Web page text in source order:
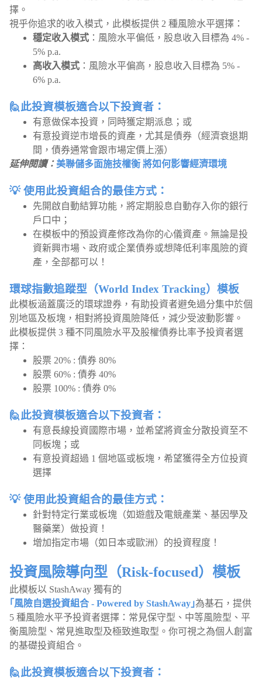
擇。
視乎你追求的收入模式，此模板提供 2 種風險水平選擇：
穩定收入模式 ：風險水平偏低，股息收入目標為 4% -
5% p.a.
高收入模式 ：風險水平偏高，股息收入目標為 5% -
6% p.a.
🙋此投資模板適合以下投資者：
有意做保本投資，同時獲定期派息；或
有意投資逆市增長的資產，尤其是債券（經濟衰退期
間，債券通常會跟市場定價上漲）
延伸閱讀： 美聯儲多面施技權衡 將如何影響經濟環境
💡 使用此投資組合的最佳方式：
先開啟自動結算功能，將定期股息自動存入你的銀行
戶口中；
在模板中的預設資產修改為你的心儀資產。無論是投
資新興市場、政府或企業債券或想降低利率風險的資
產，全部都可以！
環球指數追蹤型（World Index Tracking）模板
此模板涵蓋廣泛的環球證券，有助投資者避免過分集中於個
別地區及板塊，相對將投資風險降低，減少受波動影響。
此模板提供 3 種不同風險水平及股權債券比率予投資者選
擇：
股票 20% : 債券 80%
股票 60% : 債券 40%
股票 100% : 債券 0%
🙋此投資模板適合以下投資者：
有意長線投資國際市場，並希望將資金分散投資至不
同板塊；或
有意投資超過 1 個地區或板塊，希望獲得全方位投資
選擇
💡 使用此投資組合的最佳方式：
針對特定行業或板塊（如遊戲及電競產業、基因學及
醫藥業）做投資！
增加指定市場（如日本或歐洲）的投資程度！
投資風險導向型（Risk-focused）模板
此模板以 StashAway 獨有的
｢風險自選投資組合 - Powered by StashAway｣為基石，提供
5 種風險水平予投資者選擇：常見保守型、中等風險型、平
衡風險型、常見進取型及極致進取型。你可視之為個人創富
的基礎投資組合。
🙋此投資模板適合以下投資者：